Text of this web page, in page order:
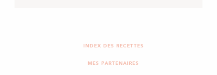
INDEX DES RECETTES
MES PARTENAIRES